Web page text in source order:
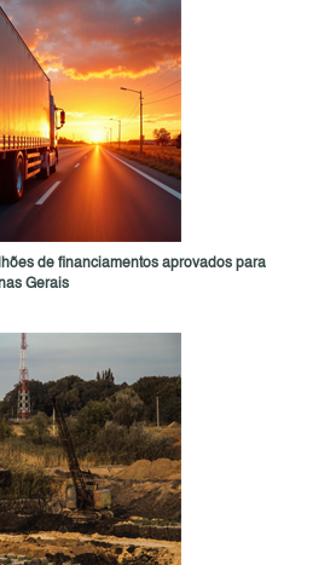
de financiamentos aprovados para
Gerais